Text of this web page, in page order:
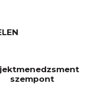
szempont